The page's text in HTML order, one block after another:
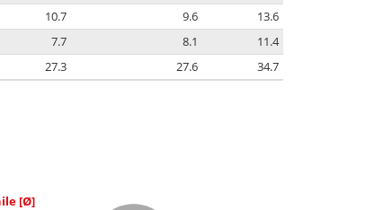
10.7 9.6
13.6
7.7 8.1
11.4
27.3 27.6 34.7
[Ø]